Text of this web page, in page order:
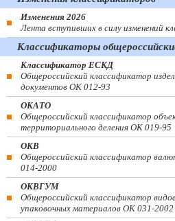
Изменения 2026
Лента вступивших в силу изменений
Классификаторы
Классификатор ЕСКД
Общероссийский классификатор
документов ОК 012-93
ОКАТО
Общероссийский классификатор
территориального деления ОК 019-95
ОКВ
Общероссийский классификатор
014-2000
ОКВГУМ
Общероссийский классификатор видов
упаковочных материалов ОК 031-2002